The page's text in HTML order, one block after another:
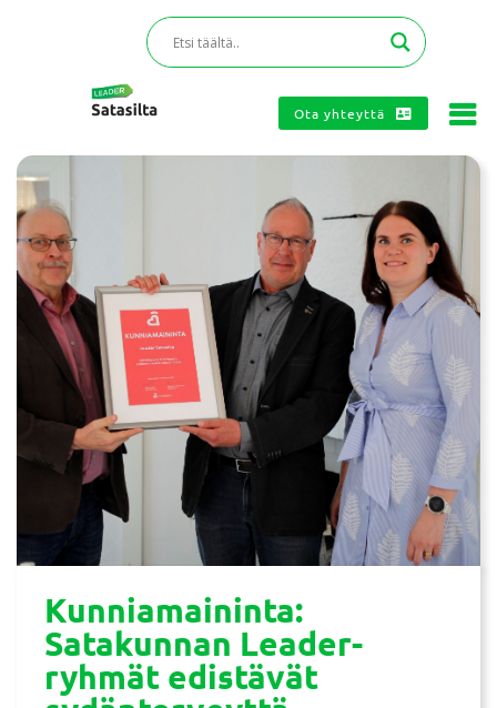
Ota yhteyttä
Kunniamaininta:
Satakunnan Leader-
ryhmät edistävät